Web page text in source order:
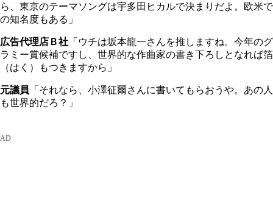
ら、東京のテーマソングは宇多田ヒカルで決まりだよ。欧米で
の知名度もある」
広告代理店Ｂ社 「ウチは坂本龍一さんを推しますね。今年のグ
ラミー賞候補ですし、世界的な作曲家の書き下ろしとなれば箔
（はく）もつきますから」
元議員 「それなら、小澤征爾さんに書いてもらおうや。あの人
も世界的だろ？」